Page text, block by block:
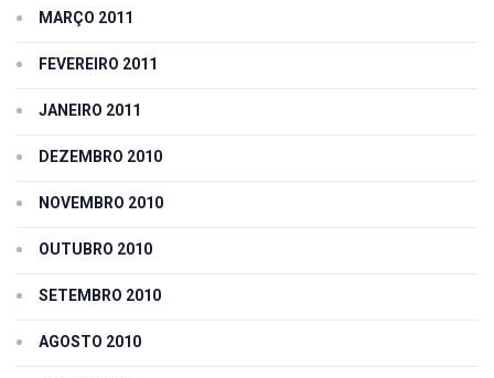
MARÇO 2011
FEVEREIRO 2011
JANEIRO 2011
DEZEMBRO 2010
NOVEMBRO 2010
OUTUBRO 2010
SETEMBRO 2010
AGOSTO 2010